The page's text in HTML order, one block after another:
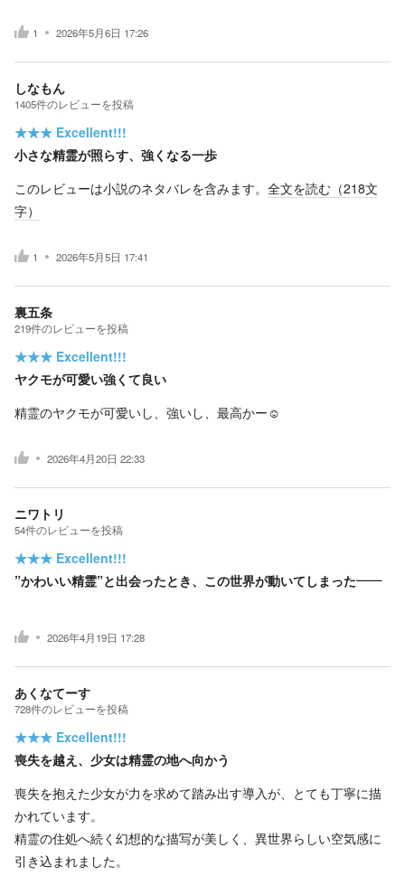
1 2026年5月6日 17:26
しなもん
1405件のレビューを投稿
★★★ Excellent!!!
小さな精霊が照らす、強くなる一歩
このレビューは小説のネタバレを含みます。 全文を読む（218文
字）
1 2026年5月5日 17:41
裏五条
219件のレビューを投稿
★★★ Excellent!!!
ヤクモが可愛い強くて良い
精霊のヤクモが可愛いし、強いし、最高かー☺️
2026年4月20日 22:33
ニワトリ
54件のレビューを投稿
★★★ Excellent!!!
”かわいい精霊”と出会ったとき、この世界が動いてしまった——
2026年4月19日 17:28
あくなてーす
728件のレビューを投稿
★★★ Excellent!!!
喪失を越え、少女は精霊の地へ向かう
喪失を抱えた少女が力を求めて踏み出す導入が、とても丁寧に描
かれています。
精霊の住処へ続く幻想的な描写が美しく、異世界らしい空気感に
引き込まれました。